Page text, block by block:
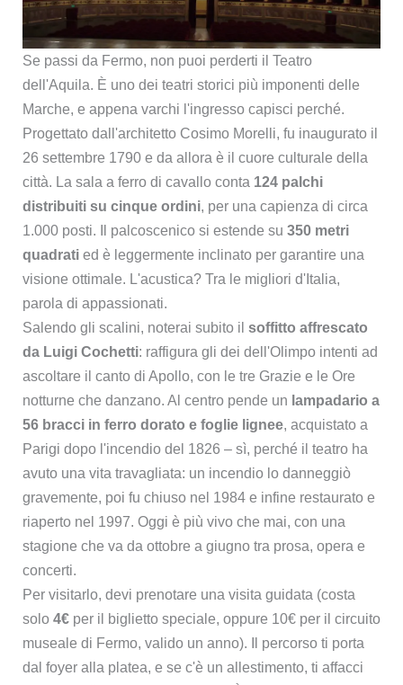
Se passi da Fermo, non puoi perderti il Teatro
dell'Aquila. È uno dei teatri storici più imponenti delle
Marche, e appena varchi l'ingresso capisci perché.
Progettato dall'architetto Cosimo Morelli, fu inaugurato il
26 settembre 1790 e da allora è il cuore culturale della
città. La sala a ferro di cavallo conta 124 palchi
distribuiti su cinque ordini, per una capienza di circa
1.000 posti. Il palcoscenico si estende su 350 metri
quadratied è leggermente inclinato per garantire una
visione ottimale. L'acustica? Tra le migliori d'Italia,
parola di appassionati.
Salendo gli scalini, noterai subito il soffitto affrescato
da Luigi Cochetti: raffigura gli dei dell'Olimpo intenti ad
ascoltare il canto di Apollo, con le tre Grazie e le Ore
notturne che danzano. Al centro pende un lampadario a
56 bracci in ferro dorato e foglie lignee, acquistato a
Parigi dopo l'incendio del 1826 – sì, perché il teatro ha
avuto una vita travagliata: un incendio lo danneggiò
gravemente, poi fu chiuso nel 1984 e infine restaurato e
riaperto nel 1997. Oggi è più vivo che mai, con una
stagione che va da ottobre a giugno tra prosa, opera e
concerti.
Per visitarlo, devi prenotare una visita guidata (costa
solo 4€per il biglietto speciale, oppure 10€ per il circuito
museale di Fermo, valido un anno). Il percorso ti porta
dal foyer alla platea, e se c'è un allestimento, ti affacci